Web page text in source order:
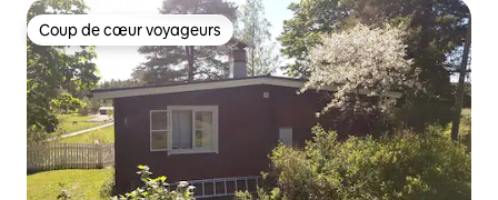
Coup de cœur voyageurs
Coup de cœur voyageurs